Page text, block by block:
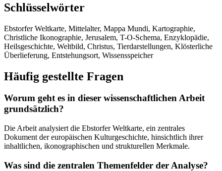
Schlüsselwörter
Ebstorfer Weltkarte, Mittelalter, Mappa Mundi, Kartographie,
Christliche Ikonographie, Jerusalem, T-O-Schema, Enzyklopädie,
Heilsgeschichte, Weltbild, Christus, Tierdarstellungen, Klösterliche
Überlieferung, Entstehungsort, Wissensspeicher
Häufig gestellte Fragen
Worum geht es in dieser wissenschaftlichen Arbeit
grundsätzlich?
Die Arbeit analysiert die Ebstorfer Weltkarte, ein zentrales
Dokument der europäischen Kulturgeschichte, hinsichtlich ihrer
inhaltlichen, ikonographischen und strukturellen Merkmale.
Was sind die zentralen Themenfelder der Analyse?